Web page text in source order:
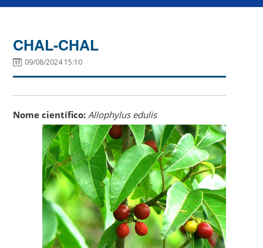
CHAL-CHAL
09/08/2024 15:10
Nome científico: Allophylus edulis